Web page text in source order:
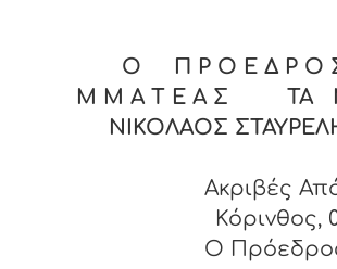
Ο Π Ρ Ο Ε Δ
Μ Μ Α Τ Ε Α Σ ΤΑ
ΝΙΚΟΛΑΟΣ
Ακριβές
Κόρινθος,
O